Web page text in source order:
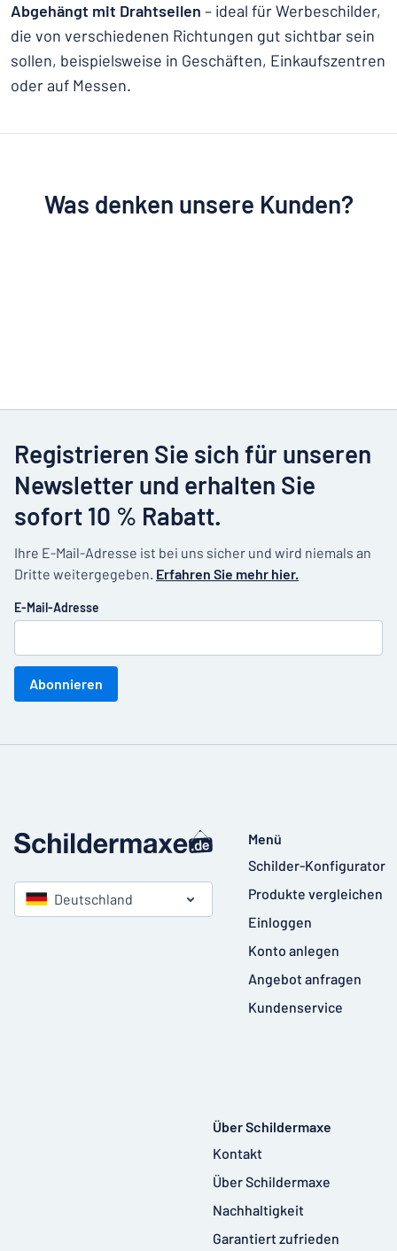
Abgehängt mit Drahtseilen – ideal für Werbeschilder,
die von verschiedenen Richtungen gut sichtbar sein
sollen, beispielsweise in Geschäften, Einkaufszentren
oder auf Messen.
Was denken unsere Kunden?
Registrieren Sie sich für unseren
Newsletter und erhalten Sie
sofort 10 % Rabatt.
Ihre E-Mail-Adresse ist bei uns sicher und wird niemals an
Dritte weitergegeben. Erfahren Sie mehr hier.
E-Mail-Adresse
Abonnieren
Deutschland
Menü
Schilder-Konfigurator
Produkte vergleichen
Einloggen
Konto anlegen
Angebot anfragen
Kundenservice
Über Schildermaxe
Kontakt
Über Schildermaxe
Nachhaltigkeit
Garantiert zufrieden